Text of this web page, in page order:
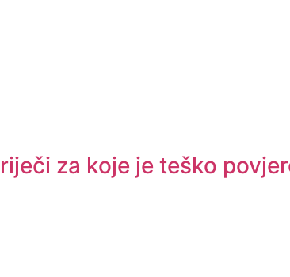
za koje je teško